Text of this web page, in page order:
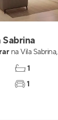
na Vila Sabrina,
1
1